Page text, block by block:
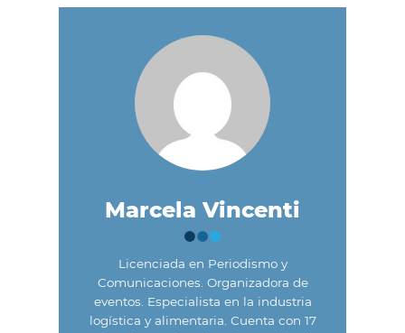
Marcela Vincenti
Licenciada en Periodismo y
Comunicaciones. Organizadora de
eventos. Especialista en la industria
logística y alimentaria. Cuenta con 17